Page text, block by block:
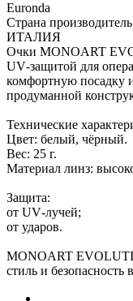
Euronda
Страна производитель
ИТАЛИЯ
Очки MONOART
UV‑защитой для
комфортную посадку
продуманной
Технические
Цвет: белый, чёрный.
Вес: 25 г.
Материал линз:
Защита:
от UV‑лучей;
от ударов.
MONOART
стиль и безопасность